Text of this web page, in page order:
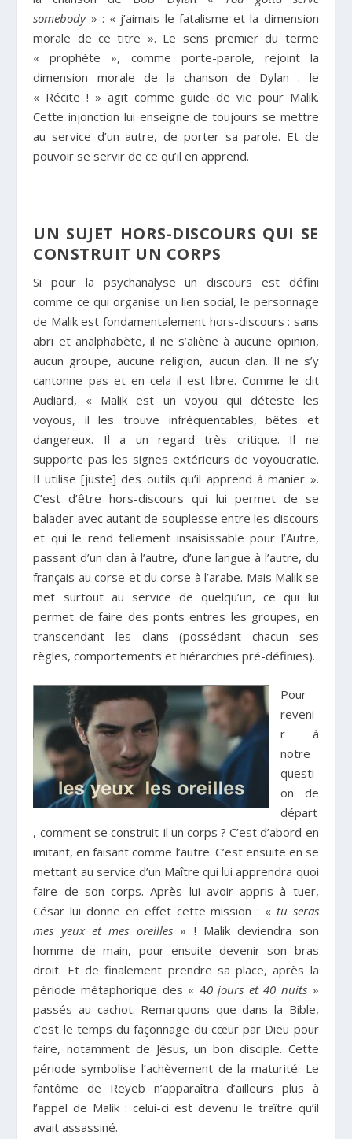
somebody» : « j’aimais le fatalisme et la dimension
morale de ce titre ». Le sens premier du terme
« prophète », comme porte-parole, rejoint la
dimension morale de la chanson de Dylan : le
« Récite ! » agit comme guide de vie pour Malik.
Cette injonction lui enseigne de toujours se mettre
au service d’un autre, de porter sa parole. Et de
pouvoir se servir de ce qu’il en apprend.
UN SUJET HORS-DISCOURS QUI SE
CONSTRUIT UN CORPS
Si pour la psychanalyse un discours est défini
comme ce qui organise un lien social, le personnage
de Malik est fondamentalement hors-discours : sans
abri et analphabète, il ne s’aliène à aucune opinion,
aucun groupe, aucune religion, aucun clan. Il ne s’y
cantonne pas et en cela il est libre. Comme le dit
Audiard, « Malik est un voyou qui déteste les
voyous, il les trouve infréquentables, bêtes et
dangereux. Il a un regard très critique. Il ne
supporte pas les signes extérieurs de voyoucratie.
Il utilise [juste] des outils qu’il apprend à manier ».
C’est d’être hors-discours qui lui permet de se
balader avec autant de souplesse entre les discours
et qui le rend tellement insaisissable pour l’Autre,
passant d’un clan à l’autre, d’une langue à l’autre, du
français au corse et du corse à l’arabe. Mais Malik se
met surtout au service de quelqu’un, ce qui lui
permet de faire des ponts entres les groupes, en
transcendant les clans (possédant chacun ses
règles, comportements et hiérarchies pré-définies).
Pour
reveni
r à
notre
questi
on de
départ
, comment se construit-il un corps ? C’est d’abord en
imitant, en faisant comme l’autre. C’est ensuite en se
mettant au service d’un Maître qui lui apprendra quoi
faire de son corps. Après lui avoir appris à tuer,
César lui donne en effet cette mission : « tu seras
mes yeux et mes oreilles » ! Malik deviendra son
homme de main, pour ensuite devenir son bras
droit. Et de finalement prendre sa place, après la
période métaphorique des « 40 jours et 40 nuits »
passés au cachot. Remarquons que dans la Bible,
c’est le temps du façonnage du cœur par Dieu pour
faire, notamment de Jésus, un bon disciple. Cette
période symbolise l’achèvement de la maturité. Le
fantôme de Reyeb n’apparaîtra d’ailleurs plus à
l’appel de Malik : celui-ci est devenu le traître qu’il
avait assassiné.